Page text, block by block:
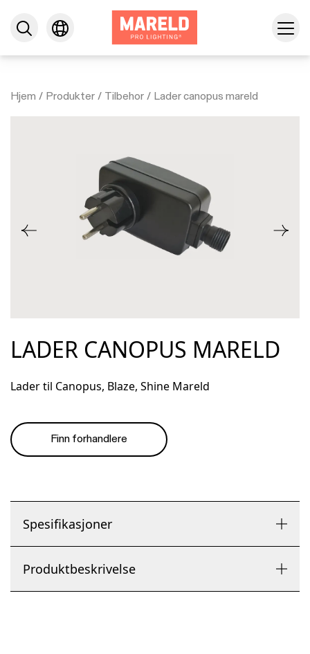
Hjem / Produkter / Tilbehor / Lader canopus mareld
LADER CANOPUS MARELD
Lader til Canopus, Blaze, Shine Mareld
Finn forhandlere
Spesifikasjoner
Produktbeskrivelse